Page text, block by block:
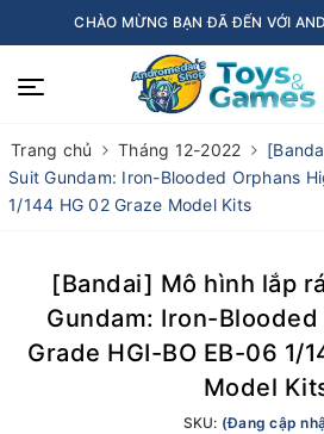
CHÀO MỪNG BẠN ĐÃ ĐẾN VỚI
Trang chủ Tháng 12-2022
Suit Gundam: Iron-Blooded Orphans
1/144 HG 02 Graze Model Kits
[Bandai] Mô hình lắp
Gundam: Iron-Blooded
Grade HGI-BO EB-06 1/
Model
SKU: (Đang cập